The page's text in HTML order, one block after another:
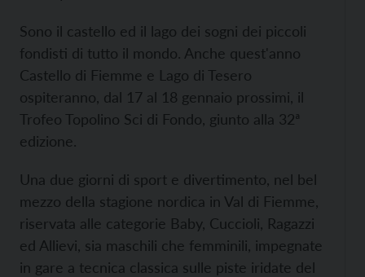
Sono il castello ed il lago dei sogni dei piccoli
fondisti di tutto il mondo. Anche quest'anno
Castello di Fiemme e Lago di Tesero
ospiteranno, dal 17 al 18 gennaio prossimi, il
Trofeo Topolino Sci di Fondo, giunto alla 32ª
edizione.
Una due giorni di sport e divertimento, nel bel
mezzo della stagione nordica in Val di Fiemme,
riservata alle categorie Baby, Cuccioli, Ragazzi
ed Allievi, sia maschili che femminili, impegnate
in gare a tecnica classica sulle piste iridate del